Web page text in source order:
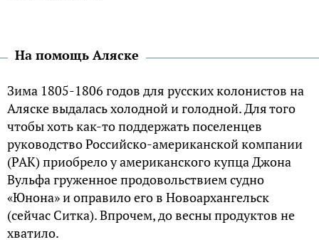
На помощь Аляске
Зима 1805-1806 годов для русских колонистов на
Аляске выдалась холодной и голодной. Для того
чтобы хоть как-то поддержать поселенцев
руководство Российско-американской компании
(РАК) приобрело у американского купца Джона
Вульфа груженное продовольствием судно
«Юнона» и оправило его в Новоархангельск
(сейчас Ситка). Впрочем, до весны продуктов не
хватило.